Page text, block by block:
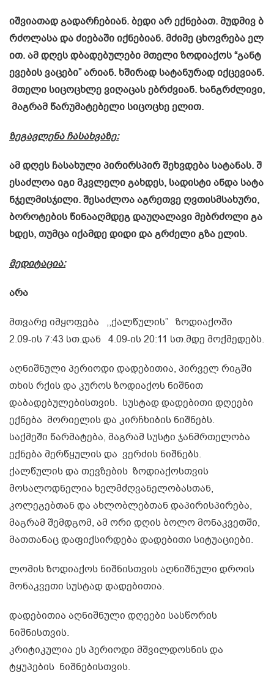
იშვიათადგადარჩებიან.ბედიარექნებათ.მუდმივბ
რძოლასადაძიებაშიიქნებიან.მძიმეცხოვრებაელ
ით.ამდღესდბადებულებიმთელიზოდიაქოს“განტ
ევებისვაცები”არიან. ხშირად სატანურადიქცევიან.
მთელი სიცოცხლევიღაცასებრძვიან. ხანგრძლივი,
მაგრამ წარუმატებელი სიცოცხეელით.
ზეგავლენაჩასახვაზე:
ამდღეს ჩასახულიპირირსპირშეხვდება სატანას.შ
ესაძლოაიგიმკვლელიგახდეს, სადისტიანდა სატა
ნჯელმისჯილი.შესაძლოააგრეთვეღვთისმსახური,
ბოროტების წინააღმდეგდაუღალავიმებრძოლიგა
ხდეს,თუმცაიქამდედიდიდაგრძელიგზაელის.
მედიტაცია:
არა
მთვარე იმყოფება ,,ქალწულის” ზოდიაქოში
2.09-ის 7:43 სთ.დან 4.09-ის 20:11 სთ.მდე მოქმედებს.
აღნიშნული პერიოდი დადებითია, პირველ რიგში
თხის რქის და კუროს ზოდიაქოს ნიშნით
დაბადებულებისთვის. სუსტად დადებითი დღეები
ექნება მორიელის და კირჩხიბის ნიშნებს.
საქმეში წარმატება, მაგრამ სუსტი ჯანმრთელობა
ექნება მერწყულის და ვერძის ნიშნებს.
ქალწულის და თევზების ზოდიაქოსთვის
მოსალოდნელია ხელმძღვანელობასთან,
კოლეგებთან და ახლობლებთან დაპირისპირება,
მაგრამ შემდგომ, ამ ორი დღის ბოლო მონაკვეთში,
მათთანაც დაფიქსირდება დადებითი სიტუაციები.
ლომის ზოდიაქოს ნიშნისთვის აღნიშნული დროის
მონაკვეთი სუსტად დადებითია.
დადებითია აღნიშნული დღეები სასწორის
ნიშნისთვის.
კრიტიკულია ეს პერიოდი მშვილდოსნის და
ტყუპების ნიშნებისთვის.